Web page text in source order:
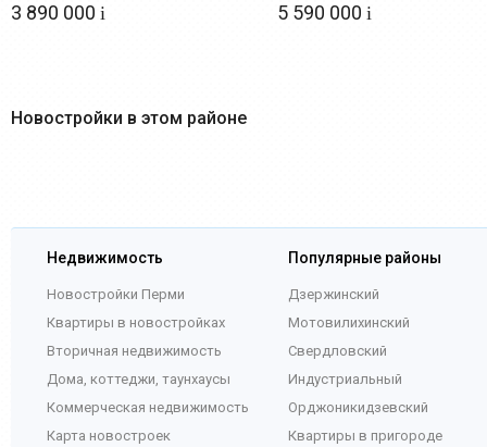
3 890 000 i 5 590 000 i
Новостройки в этом районе
Недвижимость
Новостройки Перми
Квартиры в новостройках
Вторичная недвижимость
Дома, коттеджи, таунхаусы
Коммерческая недвижимость
Карта новостроек
Популярные районы
Дзержинский
Мотовилихинский
Свердловский
Индустриальный
Орджоникидзевский
Квартиры в пригороде